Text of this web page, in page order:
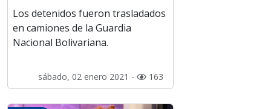
Los detenidos fueron trasladados
en camiones de la Guardia
Nacional Bolivariana.
sábado, 02 enero 2021 - 163